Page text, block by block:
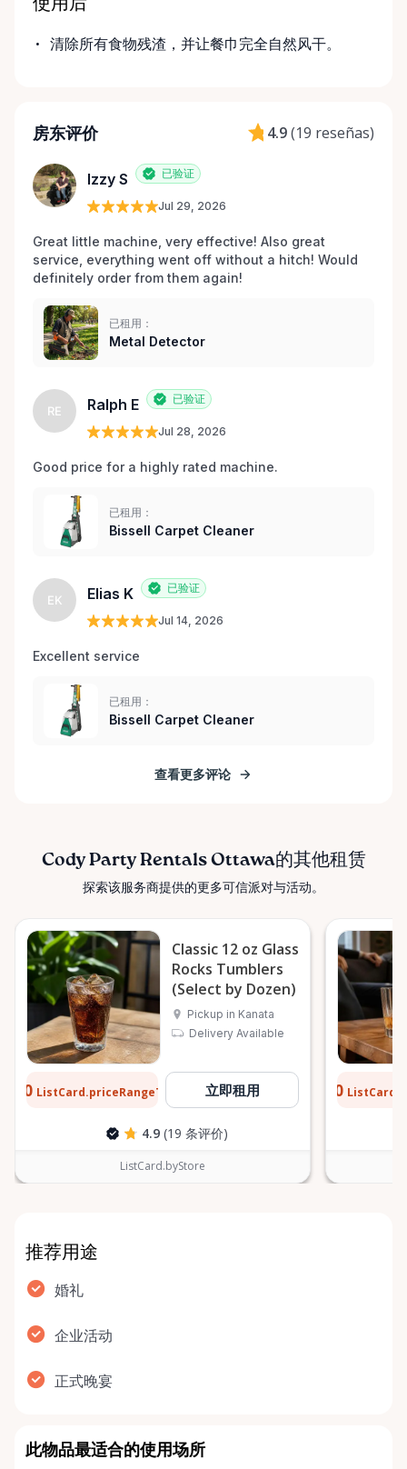
使用后
清除所有食物残渣，并让餐巾完全自然风干。
房东评价 4.9(19 reseñas)
Izzy S 已验证
Jul 29, 2026
Great little machine, very effective! Also great
service, everything went off without a hitch! Would
definitely order from them again!
已租用：
Metal Detector
RE Ralph E 已验证
Jul 28, 2026
Good price for a highly rated machine.
已租用：
Bissell Carpet Cleaner
EK Elias K 已验证
Jul 14, 2026
Excellent service
已租用：
Bissell Carpet Cleaner
查看更多评论
Cody Party Rentals Ottawa的其他租赁
探索该服务商提供的更多可信派对与活动。
Classic 12 oz Glass
Rocks Tumblers
(Select by Dozen)
Pickup in Kanata
Delivery Available
ListCard.priceRangeTo 立即租用
4.9 (19 条评价)
ListCard.byStore
$0.10
推荐用途
婚礼
企业活动
正式晚宴
此物品最适合的使用场所